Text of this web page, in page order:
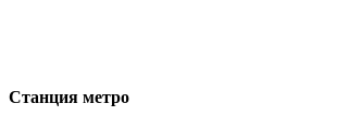
Станция метро